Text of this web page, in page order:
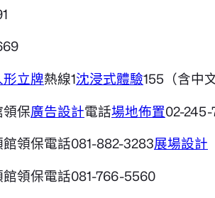
形立牌熱線1沈浸式體驗155（含中
保廣告設計電話場地佈置02-245-
領保電話081-882-3283展場設計
領保電話081-766-5560